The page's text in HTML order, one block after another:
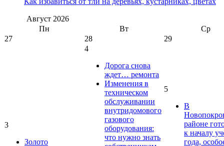
Август 2026
Пн
Вт
Ср
27
28 29
3
Золото
4
Дорога снова
ждет… ремонта
Изменения в
техническом
обслуживании
внутридомового
газового
оборудования:
что нужно знать
5
В
районе
к началу
года,